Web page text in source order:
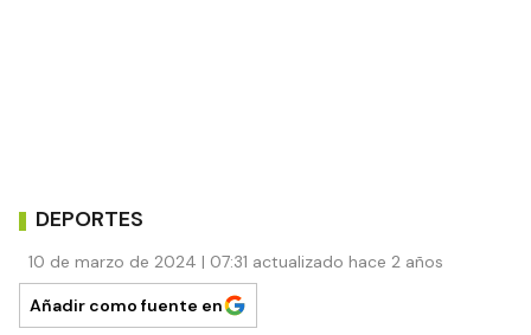
DEPORTES
10 de marzo de 2024 | 07:31 actualizado hace 2 años
Añadir como fuente en